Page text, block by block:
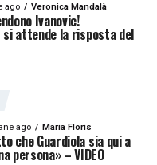
ago Veronica Mandalà
Ivanovic!
si attende la risposta del
ago Maria Floris
che Guardiola sia qui a
persona» – VIDEO